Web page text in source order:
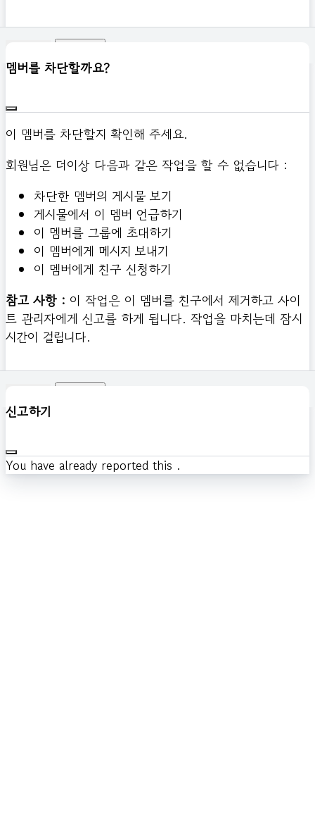
멤버를 차단할까요?
이 멤버를 차단할지 확인해 주세요.
회원님은 더이상 다음과 같은 작업을 할 수 없습니다 :
차단한 멤버의 게시물 보기
게시물에서 이 멤버 언급하기
이 멤버를 그룹에 초대하기
이 멤버에게 메시지 보내기
이 멤버에게 친구 신청하기
참고 사항 : 이 작업은 이 멤버를 친구에서 제거하고 사이
트 관리자에게 신고를 하게 됩니다. 작업을 마치는데 잠시
시간이 걸립니다.
신고하기
You have already reported this .